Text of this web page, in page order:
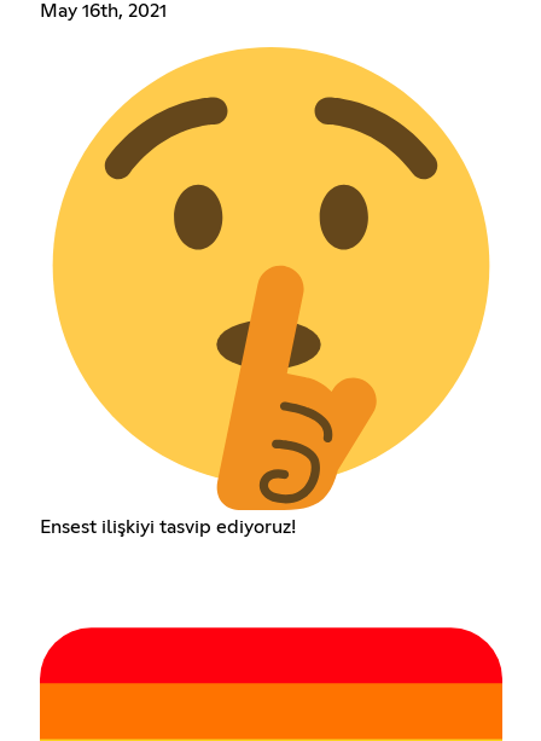
May 16th, 2021
Ensest ilişkiyi tasvip ediyoruz!